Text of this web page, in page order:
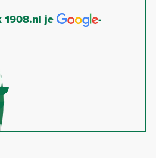
1908.nl je
-